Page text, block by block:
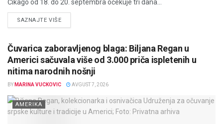
Čikago od 18. do 20. septembra očekuje tri dana...
SAZNAJTE VIŠEDETAILS
Čuvarica zaboravljenog blaga: Biljana Regan u
Americi sačuvala više od 3.000 priča ispletenih u
nitima narodnih nošnji
BY MARINA VUCKOVIC AVGUST 7, 2026
AMERIKA